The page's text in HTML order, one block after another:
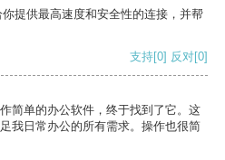
提供最高速度和安全性的连接，并帮
支持[0] 反对[0]
简单的办公软件，终于找到了它。这
我日常办公的所有需求。操作也很简